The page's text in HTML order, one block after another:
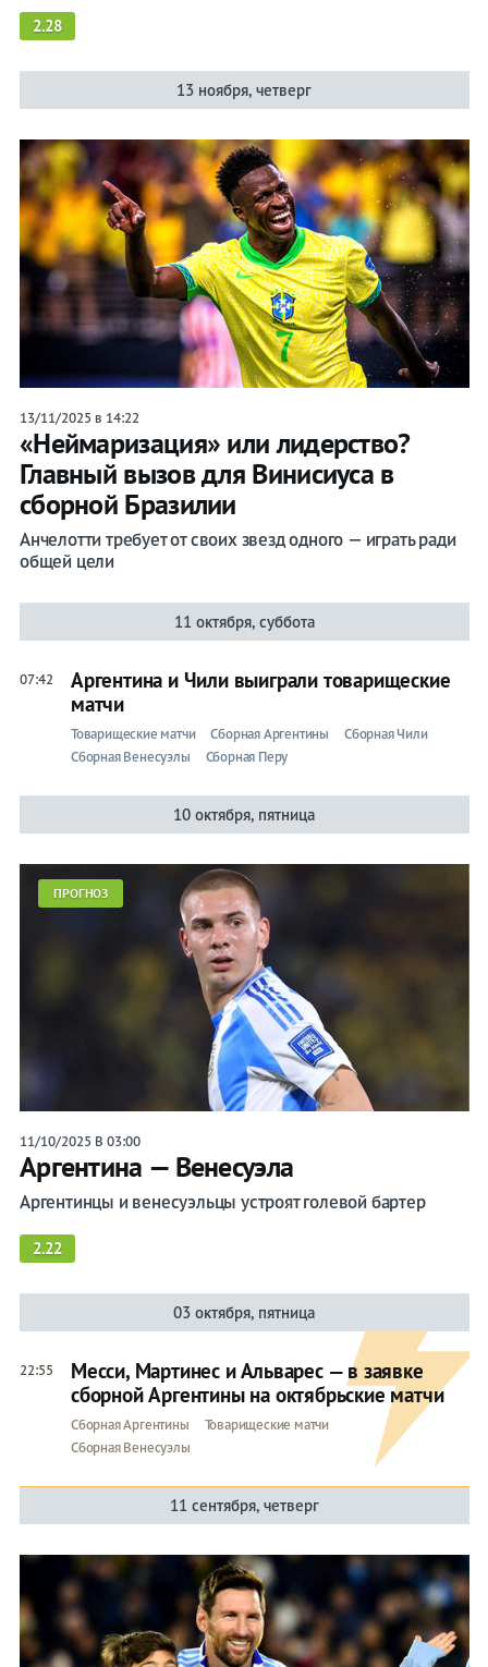
2.28
13 ноября, четверг
13/11/2025 в 14:22
«Неймаризация» или лидерство?
Главный вызов для Винисиуса в
сборной Бразилии
Анчелотти требует от своих звезд одного — играть ради
общей цели
11 октября, суббота
07:42
Аргентина и Чили выиграли товарищеские
матчи
Товарищеские матчи Сборная Аргентины
Сборная Чили
Сборная Венесуэлы
Сборная Перу
10 октября, пятница
ПРОГНОЗ
11/10/2025 В 03:00
Аргентина — Венесуэла
Аргентинцы и венесуэльцы устроят голевой бартер
2.22
03 октября, пятница
22:55
Месси, Мартинес и Альварес — в заявке
сборной Аргентины на октябрьские матчи
Сборная Аргентины
Товарищеские матчи
Сборная Венесуэлы
11 сентября, четверг